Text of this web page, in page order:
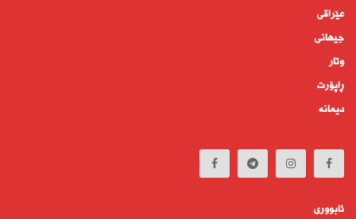
عێراقی
جیهانى
وتار
ڕاپۆرت
دیمانە
ئابوورى